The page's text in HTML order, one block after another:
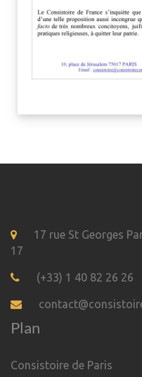
17 rue St Georges
17
(+33) 1 40 82 26 26
Plan
Consistoire de Paris